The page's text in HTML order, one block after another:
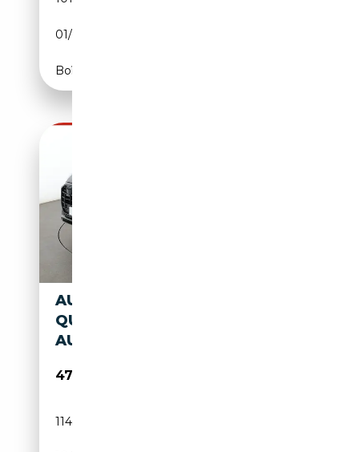
01/2023
Boîte automatique
AUDI Q8 50 TDI MILD-HYBRID
QUATTRO
AUT.*NAVI*LED*ACC*
47 410€
114 457 km